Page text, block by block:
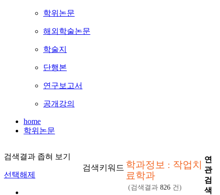
학위논문
해외학술논문
학술지
단행본
연구보고서
공개강의
home
학위논문
검색결과 좁혀 보기
선택해제
검색키워드 학과정보 : 작업치
료학과
(검색결과 826 건)
연
관
검
색